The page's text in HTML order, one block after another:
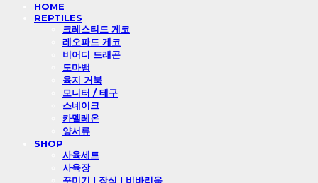
HOME
REPTILES
크레스티드 게코
레오파드 게코
비어디 드래곤
도마뱀
육지 거북
모니터 / 테구
스네이크
카멜레온
양서류
SHOP
사육세트
사육장
꾸미기 l 장식 l 비바리움